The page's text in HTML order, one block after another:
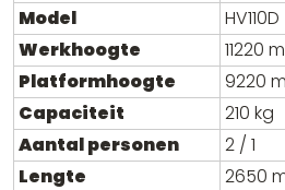
Model
HV110D
Werkhoogte
11220
Platformhoogte
9220
Capaciteit
210 kg
Aantal personen
2 / 1
Lengte
2650